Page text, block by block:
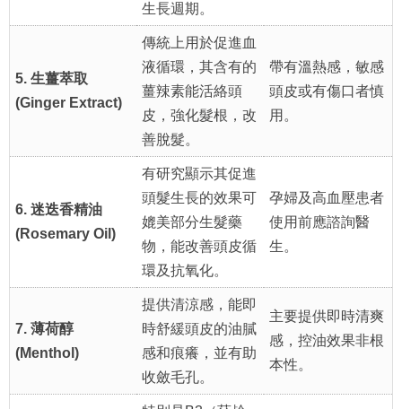
生長週期。
5. 生薑萃取
(Ginger Extract)
傳統上用於促進血
液循環，其含有的
薑辣素能活絡頭
皮，強化髮根，改
善脫髮。
帶有溫熱感，敏感
頭皮或有傷口者慎
用。
6. 迷迭香精油
(Rosemary Oil)
有研究顯示其促進
頭髮生長的效果可
媲美部分生髮藥
物，能改善頭皮循
環及抗氧化。
孕婦及高血壓患者
使用前應諮詢醫
生。
7. 薄荷醇
(Menthol)
提供清涼感，能即
時舒緩頭皮的油膩
感和痕癢，並有助
收斂毛孔。
主要提供即時清爽
感，控油效果非根
本性。